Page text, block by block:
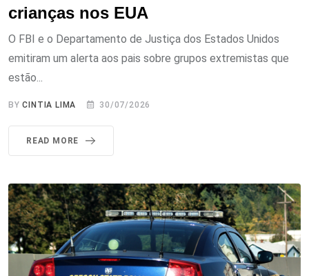
crianças nos EUA
O FBI e o Departamento de Justiça dos Estados Unidos
emitiram um alerta aos pais sobre grupos extremistas que
estão...
BYCINTIA LIMA 30/07/2026
READ MORE